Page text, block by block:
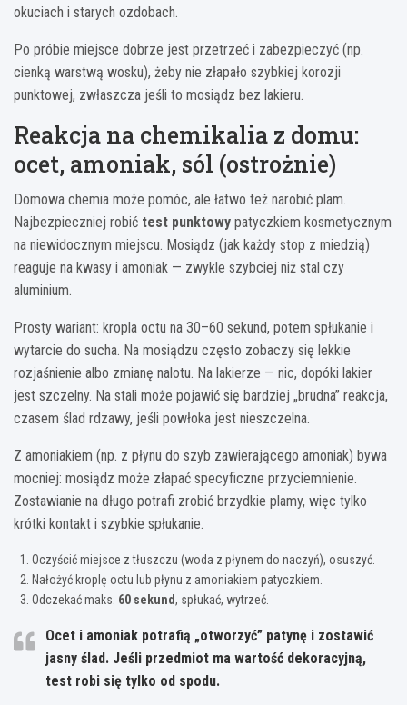
okuciach i starych ozdobach.
Po próbie miejsce dobrze jest przetrzeć i zabezpieczyć (np.
cienką warstwą wosku), żeby nie złapało szybkiej korozji
punktowej, zwłaszcza jeśli to mosiądz bez lakieru.
Reakcja na chemikalia z domu:
ocet, amoniak, sól (ostrożnie)
Domowa chemia może pomóc, ale łatwo też narobić plam.
Najbezpieczniej robić test punktowy patyczkiem kosmetycznym
na niewidocznym miejscu. Mosiądz (jak każdy stop z miedzią)
reaguje na kwasy i amoniak — zwykle szybciej niż stal czy
aluminium.
Prosty wariant: kropla octu na 30–60 sekund, potem spłukanie i
wytarcie do sucha. Na mosiądzu często zobaczy się lekkie
rozjaśnienie albo zmianę nalotu. Na lakierze — nic, dopóki lakier
jest szczelny. Na stali może pojawić się bardziej „brudna” reakcja,
czasem ślad rdzawy, jeśli powłoka jest nieszczelna.
Z amoniakiem (np. z płynu do szyb zawierającego amoniak) bywa
mocniej: mosiądz może złapać specyficzne przyciemnienie.
Zostawianie na długo potrafi zrobić brzydkie plamy, więc tylko
krótki kontakt i szybkie spłukanie.
Oczyścić miejsce z tłuszczu (woda z płynem do naczyń), osuszyć.
Nałożyć kroplę octu lub płynu z amoniakiem patyczkiem.
Odczekać maks. 60 sekund, spłukać, wytrzeć.
Ocet i amoniak potrafią „otworzyć” patynę i zostawić
jasny ślad. Jeśli przedmiot ma wartość dekoracyjną,
test robi się tylko od spodu.